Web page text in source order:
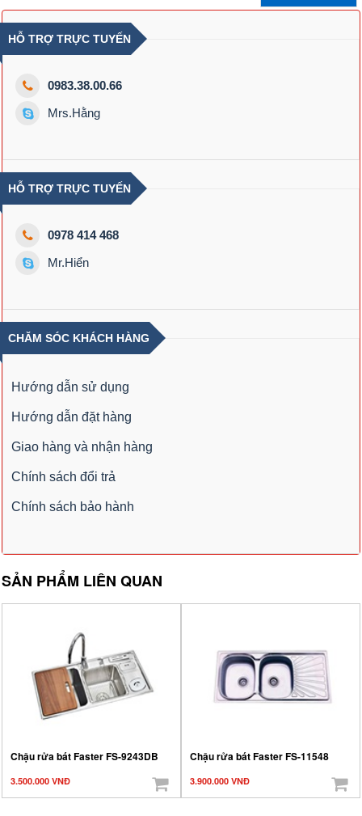
HỖ TRỢ TRỰC TUYẾN
0983.38.00.66
Mrs.Hằng
HỖ TRỢ TRỰC TUYẾN
0978 414 468
Mr.Hiển
CHĂM SÓC KHÁCH HÀNG
Hướng dẫn sử dụng
Hướng dẫn đặt hàng
Giao hàng và nhận hàng
Chính sách đổi trả
Chính sách bảo hành
SẢN PHẨM LIÊN QUAN
Chậu rửa bát Faster FS-9243DB
3.500.000 VNĐ
Chậu rửa bát Faster FS-11548
3.900.000 VNĐ